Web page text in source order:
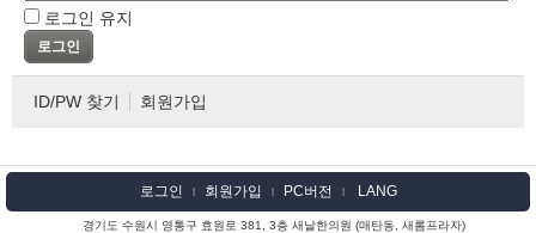
로그인 유지
ID/PW 찾기 회원가입
로그인 l 회원가입 l PC버전 l LANG
경기도 수원시 영통구 효원로 381, 3층 새날한의원 (매탄동, 새롬프라자)